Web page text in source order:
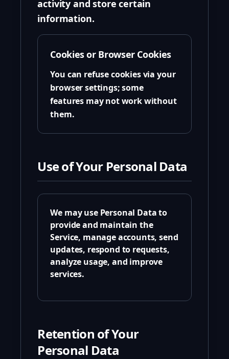
activity and store certain
information.
Cookies or Browser Cookies
You can refuse cookies via your
browser settings; some
features may not work without
them.
Use of Your Personal Data
We may use Personal Data to
provide and maintain the
Service, manage accounts, send
updates, respond to requests,
analyze usage, and improve
services.
Retention of Your
Personal Data